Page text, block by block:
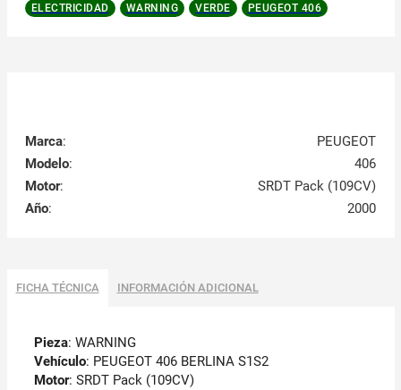
ELECTRICIDAD WARNING VERDE PEUGEOT 406
Marca:
PEUGEOT
Modelo:
406
Motor:
SRDT Pack (109CV)
Año: 2000
FICHA TÉCNICA INFORMACIÓN ADICIONAL
Pieza: WARNING
Vehículo: PEUGEOT 406 BERLINA S1S2
Motor: SRDT Pack (109CV)